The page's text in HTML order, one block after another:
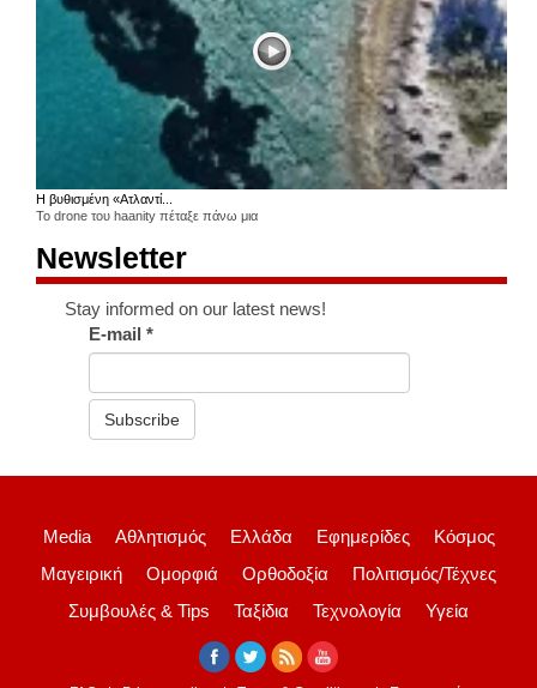
Η βυθισμένη «Ατλαντί...
Το drone του haanity πέταξε πάνω μια
Newsletter
Stay informed on our latest news!
E-mail*
Subscribe
Media Αθλητισμός Ελλάδα Εφημερίδες
Κόσμος
Μαγειρική
Ομορφιά Ορθοδοξία
Πολιτισμός/Τέχνες
Συμβουλές & Tips
Ταξίδια Τεχνολογία Υγεία